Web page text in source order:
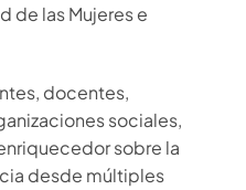
de las Mujeres e
docentes,
sociales,
sobre la
desde múltiples